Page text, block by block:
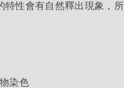
性會有自然釋出現象，
染色